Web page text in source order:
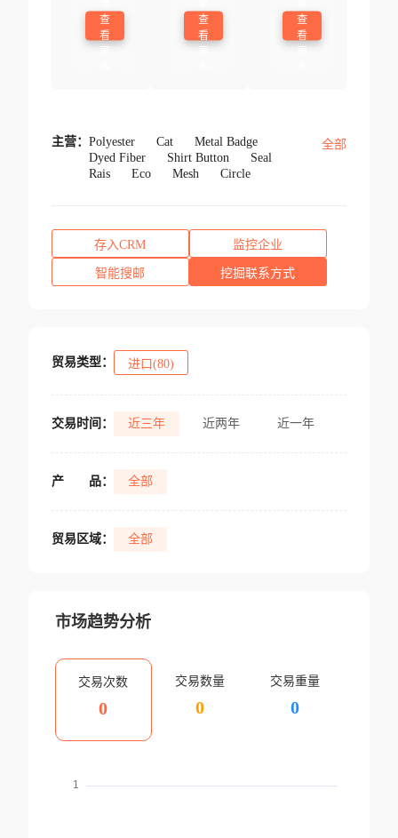
查
看
查
看
查
看
主营： Polyester Cat
Metal Badge
Dyed Fiber
Shirt Button
Seal
Rais
Eco Mesh Circle
全部
存入CRM 监控企业
智能搜邮 挖掘联系方式
贸易类型： 进口(80)
交易时间： 近三年 近两年 近一年
产 品： 全部
贸易区域： 全部
市场趋势分析
交易次数
0
交易数量
0
交易重量
0